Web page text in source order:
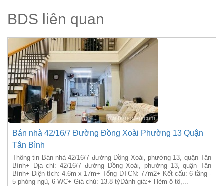
BDS liên quan
Bán nhà 42/16/7 Đường Đồng Xoài Phường 13 Quận
Tân Bình
Thông tin Bán nhà 42/16/7 đường Đồng Xoài, phường 13, quận Tân
Bình+ Địa chỉ: 42/16/7 đường Đồng Xoài, phường 13, quận Tân
Bình+ Diện tích: 4.6m x 17m+ Tổng DTCN: 77m2+ Kết cấu: 6 tầng -
5 phòng ngủ, 6 WC+ Giá chủ: 13.8 tỷĐánh giá:+ Hẻm ô tô,...